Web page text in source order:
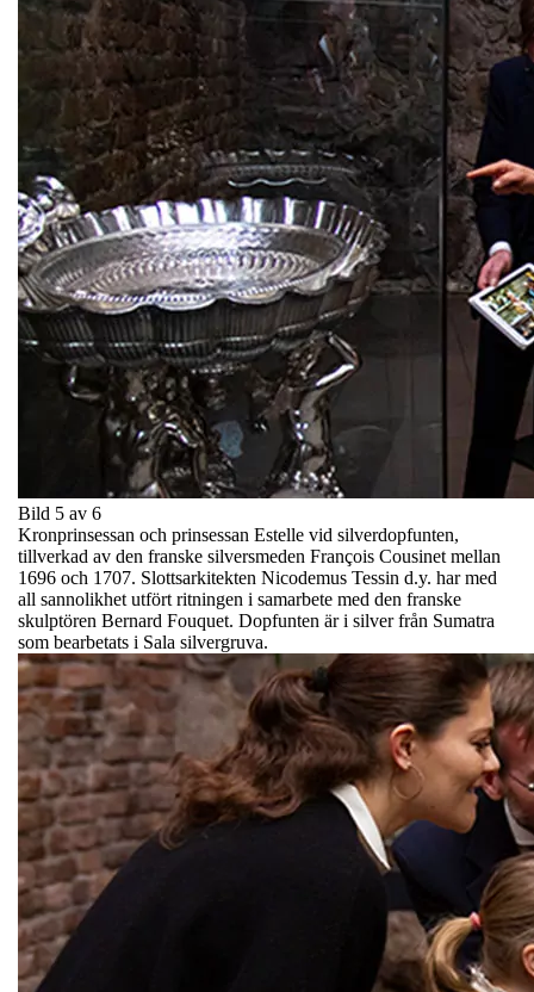
Bild 5 av 6
Kronprinsessan och prinsessan Estelle vid silverdopfunten,
tillverkad av den franske silversmeden François Cousinet mellan
1696 och 1707. Slottsarkitekten Nicodemus Tessin d.y. har med
all sannolikhet utfört ritningen i samarbete med den franske
skulptören Bernard Fouquet. Dopfunten är i silver från Sumatra
som bearbetats i Sala silvergruva.